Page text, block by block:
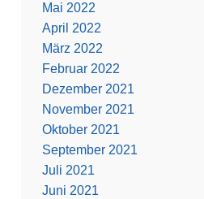
Mai 2022
April 2022
März 2022
Februar 2022
Dezember 2021
November 2021
Oktober 2021
September 2021
Juli 2021
Juni 2021